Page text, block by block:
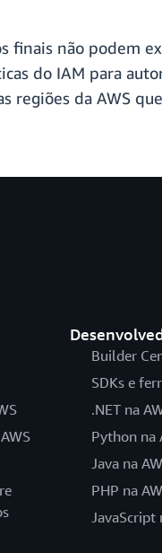
finais não podem
do IAM para
da AWS
Builder
SDKs e
.NET na
Python na
Java na
PHP na
JavaScript